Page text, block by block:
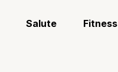
Salute Fitness